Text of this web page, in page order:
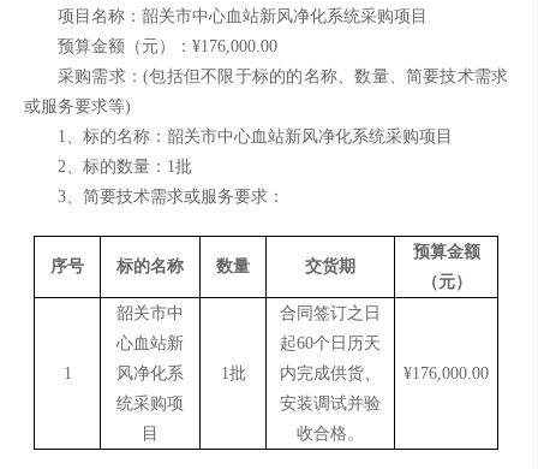
项目名称： 韶关市中心血站新风净化系统采购项目
预算金额 （ 元） ： ¥176,000.00
采购需求：(包括但不限于标的的名称、数量、简要技术需求
或服务要求等)
1、 标的名称： 韶关市中心血站新风净化系统采购项目
2、标的数量： 1批
3、简要技术需求或服务要求：
序号 标的名称 数量 交货期
预算金额
（元）
1
韶关市中
心血站新
风净化系
统采购项
目
1批
合同签订之日
起60个日历天
内完成供货、
安装调试并验
收合格。
¥176,000.00